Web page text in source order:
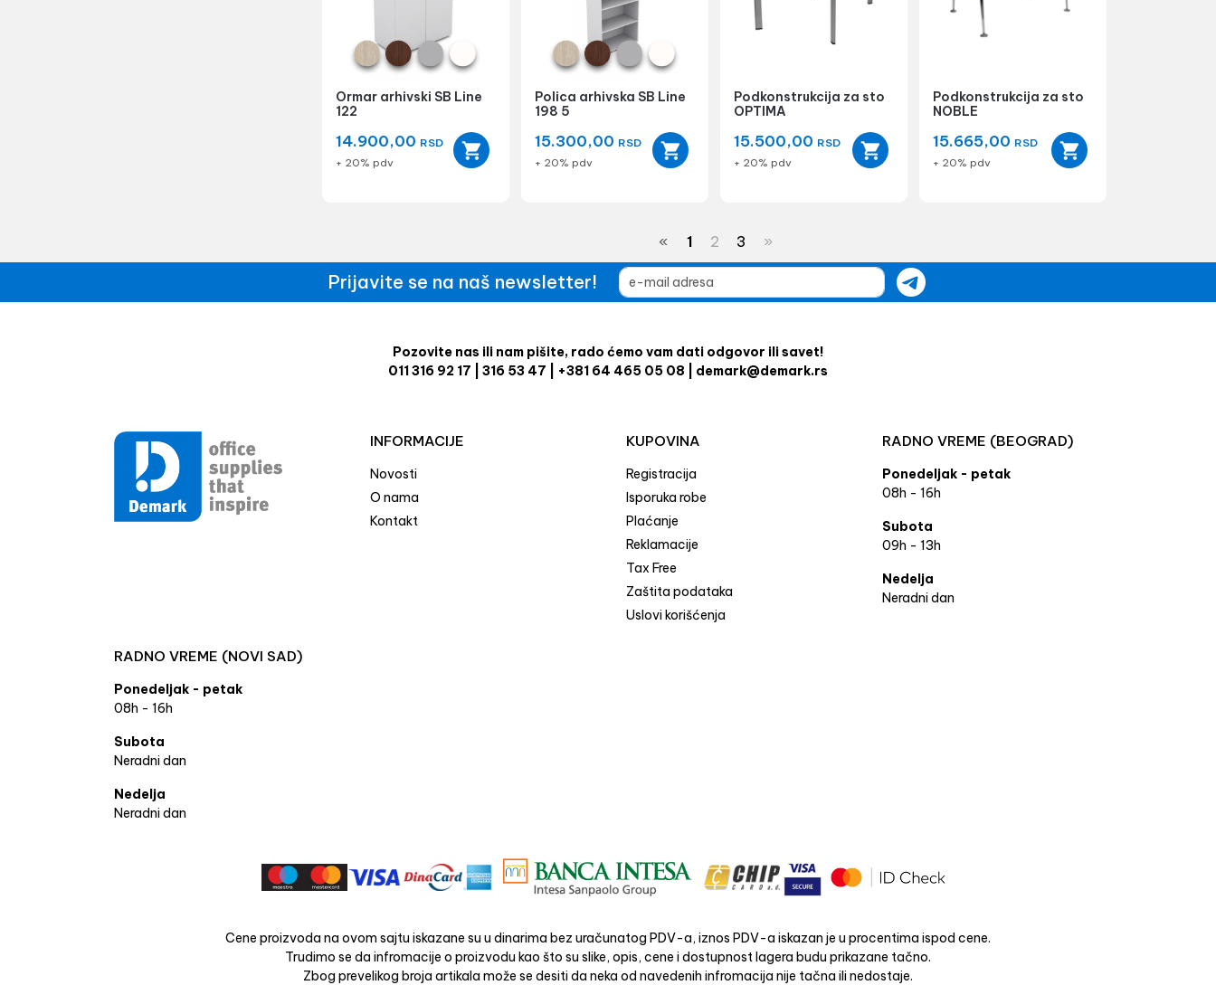
Ormar arhivski SB Line
122
14.900,00 RSD
+ 20% pdv
Polica arhivska SB Line
198 5
15.300,00 RSD
+ 20% pdv
Podkonstrukcija za sto
OPTIMA
15.500,00 RSD
+ 20% pdv
Podkonstrukcija za sto
NOBLE
15.665,00 RSD
+ 20% pdv
« 1 2 3 »
Prijavite se na naš newsletter!
Pozovite nas ili nam pišite, rado ćemo vam dati odgovor ili savet!
011 316 92 17 | 316 53 47 | +381 64 465 05 08 | demark@demark.rs
INFORMACIJE
Novosti
O nama
Kontakt
KUPOVINA
Registracija
Isporuka robe
Plaćanje
Reklamacije
Tax Free
Zaštita podataka
Uslovi korišćenja
RADNO VREME (BEOGRAD)
Ponedeljak - petak
08h - 16h
Subota
09h - 13h
Nedelja
Neradni dan
RADNO VREME (NOVI SAD)
Ponedeljak - petak
08h - 16h
Subota
Neradni dan
Nedelja
Neradni dan
Cene proizvoda na ovom sajtu iskazane su u dinarima bez uračunatog PDV-a, iznos PDV-a iskazan je u procentima ispod cene.
Trudimo se da infromacije o proizvodu kao što su slike, opis, cene i dostupnost lagera budu prikazane tačno.
Zbog prevelikog broja artikala može se desiti da neka od navedenih infromacija nije tačna ili nedostaje.